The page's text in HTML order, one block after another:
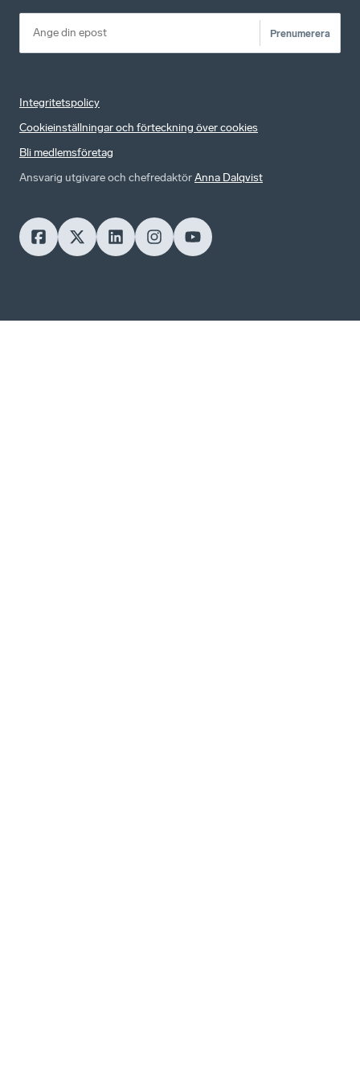
Prenumerera
Integritetspolicy
Cookieinställningar och förteckning över cookies
Bli medlemsföretag
Ansvarig utgivare och chefredaktörAnna Dalqvist